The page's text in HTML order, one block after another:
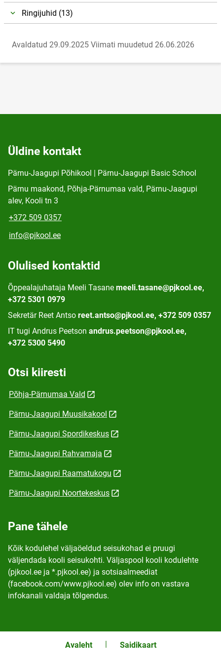
Ringijuhid (13)
Avaldatud 29.09.2025 Viimati muudetud 26.06.2026
Üldine kontakt
Pärnu-Jaagupi Põhikool | Pärnu-Jaagupi Basic School
Pärnu maakond, Põhja-Pärnumaa vald, Pärnu-Jaagupi
alev, Kooli tn 3
+372 509 0357
info@pjkool.ee
Olulised kontaktid
Õppealajuhataja Meeli Tasane meeli.tasane@pjkool.ee,
+372 5301 0979
Sekretär Reet Antso reet.antso@pjkool.ee, +372 509 0357
IT tugi Andrus Peetson andrus.peetson@pjkool.ee,
+372 5300 5490
Otsi kiiresti
Põhja-Pärnumaa Vald
Pärnu-Jaagupi Muusikakool
Pärnu-Jaagupi Spordikeskus
Pärnu-Jaagupi Rahvamaja
Pärnu-Jaagupi Raamatukogu
Pärnu-Jaagupi Noortekeskus
Pane tähele
Kõik kodulehel väljaöeldud seisukohad ei pruugi
väljendada kooli seisukohti. Väljaspool kooli kodulehte
(pjkool.ee ja *.pjkool.ee) ja sotsiaalmeediat
(facebook.com/www.pjkool.ee) olev info on vastava
infokanali valdaja tõlgendus.
Avaleht Saidikaart